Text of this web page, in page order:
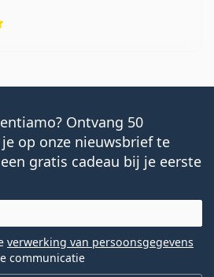
Ontvang 50
op onze nieuwsbrief te
gratis cadeau bij je eerste
verwerking van persoonsgegevens
communicatie